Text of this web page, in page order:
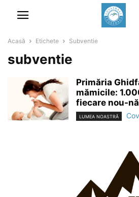
Acasă Etichete Subventie
subventie
Primăria
mămicile:
fiecare nou-
LUMEA NOASTRĂ